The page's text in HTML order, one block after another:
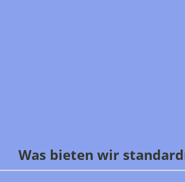
Was bieten wir